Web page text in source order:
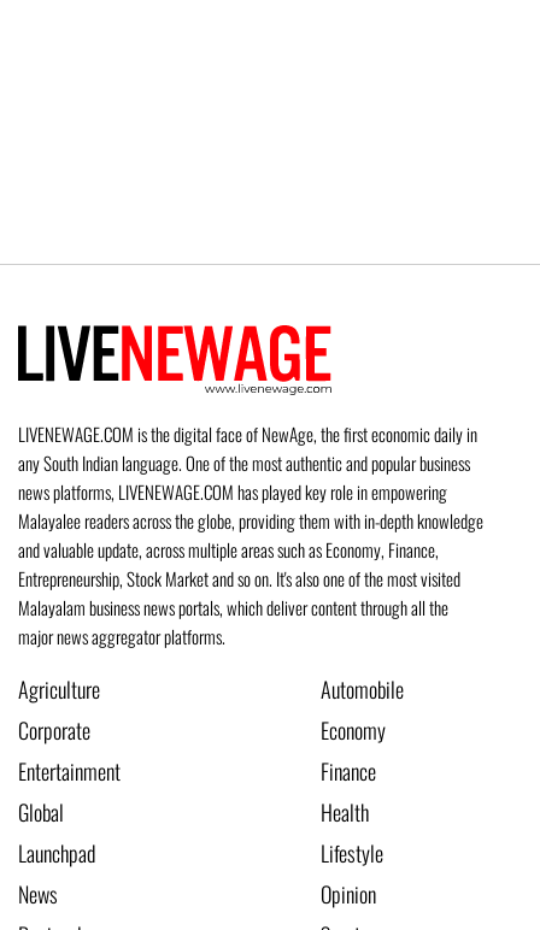
LIVENEWAGE.COM is the digital face of NewAge, the first economic daily in
any South Indian language. One of the most authentic and popular business
news platforms, LIVENEWAGE.COM has played key role in empowering
Malayalee readers across the globe, providing them with in-depth knowledge
and valuable update, across multiple areas such as Economy, Finance,
Entrepreneurship, Stock Market and so on. It's also one of the most visited
Malayalam business news portals, which deliver content through all the
major news aggregator platforms.
Agriculture
Automobile
Corporate
Economy
Entertainment
Finance
Global
Health
Launchpad
Lifestyle
News
Opinion